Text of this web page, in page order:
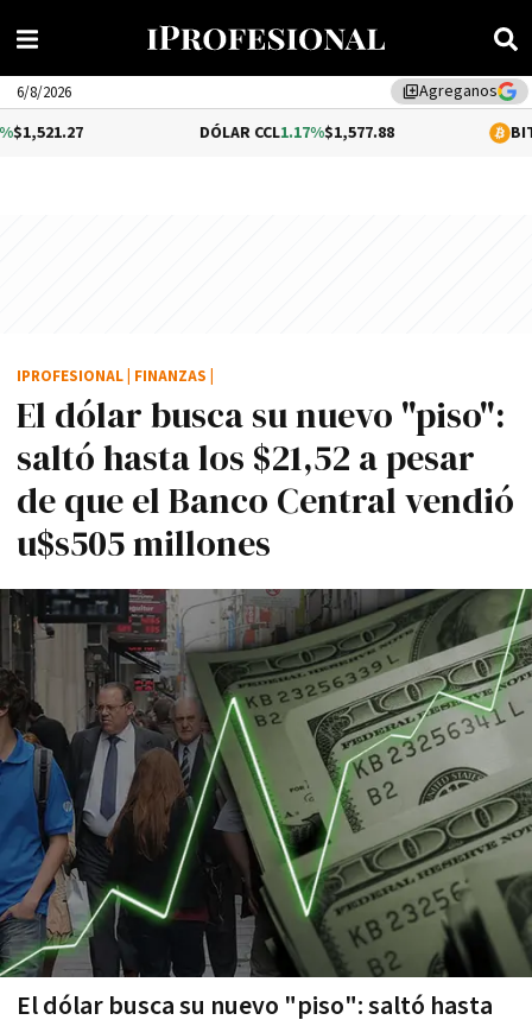
library_addAgreganos
6/8/2026
1.17%$1,577.88 0.05%
El dólar busca su nuevo "piso":
saltó hasta los $21,52 a pesar
de que el Banco Central vendió
u$s505 millones
El dólar busca su nuevo "piso": saltó hasta
IPROFESIONAL FINANZAS